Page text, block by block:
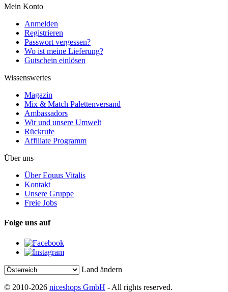
Mein Konto
Anmelden
Registrieren
Passwort vergessen?
Wo ist meine Lieferung?
Gutschein einlösen
Wissenswertes
Magazin
Mix & Match Palettenversand
Ambassadors
Wir und unsere Umwelt
Rückrufe
Affiliate Programm
Über uns
Über Equus Vitalis
Kontakt
Unsere Gruppe
Freie Jobs
Folge uns auf
Land ändern
© 2010-2026 niceshops GmbH - All rights reserved.